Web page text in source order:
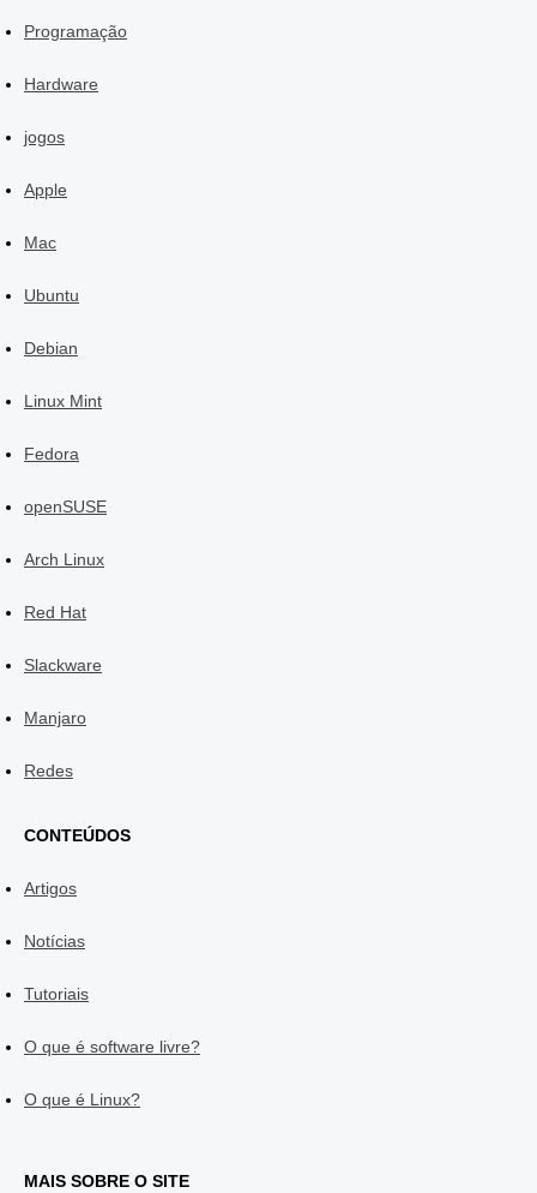
Programação
Hardware
jogos
Apple
Mac
Ubuntu
Debian
Linux Mint
Fedora
openSUSE
Arch Linux
Red Hat
Slackware
Manjaro
Redes
CONTEÚDOS
Artigos
Notícias
Tutoriais
O que é software livre?
O que é Linux?
MAIS SOBRE O SITE